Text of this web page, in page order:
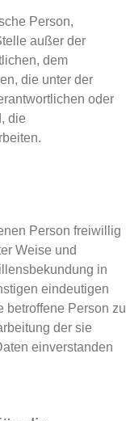
Person,
außer der
dem
die unter der
oder
die
Person freiwillig
Weise und
in
eindeutigen
betroffene Person zu
der sie
einverstanden